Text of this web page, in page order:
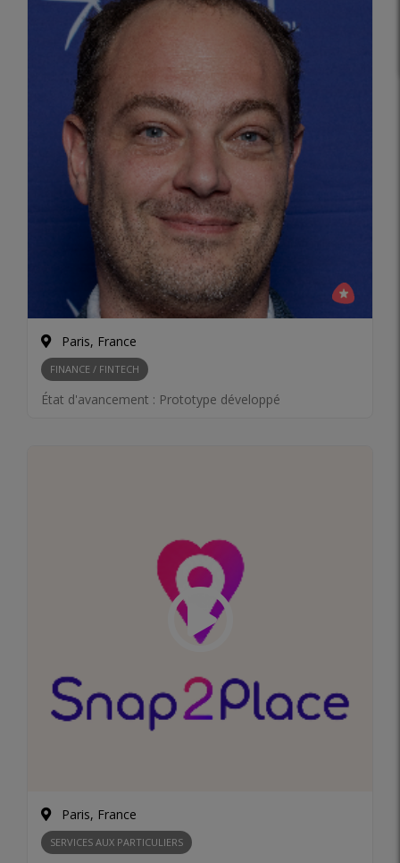
Paris, France
FINANCE / FINTECH
État d'avancement : Prototype développé
Paris, France
SERVICES AUX PARTICULIERS